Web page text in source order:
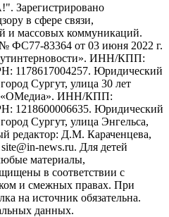
Зарегистрировано
в сфере связи,
и массовых коммуникаций.
ФС77-83364 от 03 июня 2022 г.
ИНН/КПП:
1178617004257. Юридический
Сургут, улица 30 лет
«ОМедиа». ИНН/КПП:
1218600006635. Юридический
Сургут, улица Энгельса,
редактор: Д.М. Караченцева,
news.ru. Для детей
материалы,
в соответствии с
и смежных правах. При
на источник обязательна.
данных.